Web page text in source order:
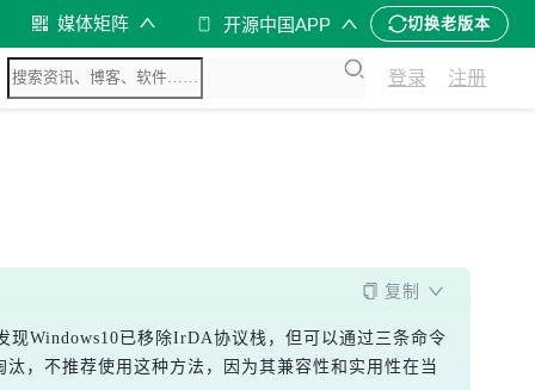
媒体矩阵 开源中国APP 切换老版本
登录 注册
复制
Windows10已移除IrDA协议栈，但可以通过三条命令
，不推荐使用这种方法，因为其兼容性和实用性在当